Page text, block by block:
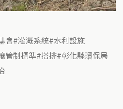
會 灌溉系統 水利設施
管制標準 搭排 彰化縣環保局